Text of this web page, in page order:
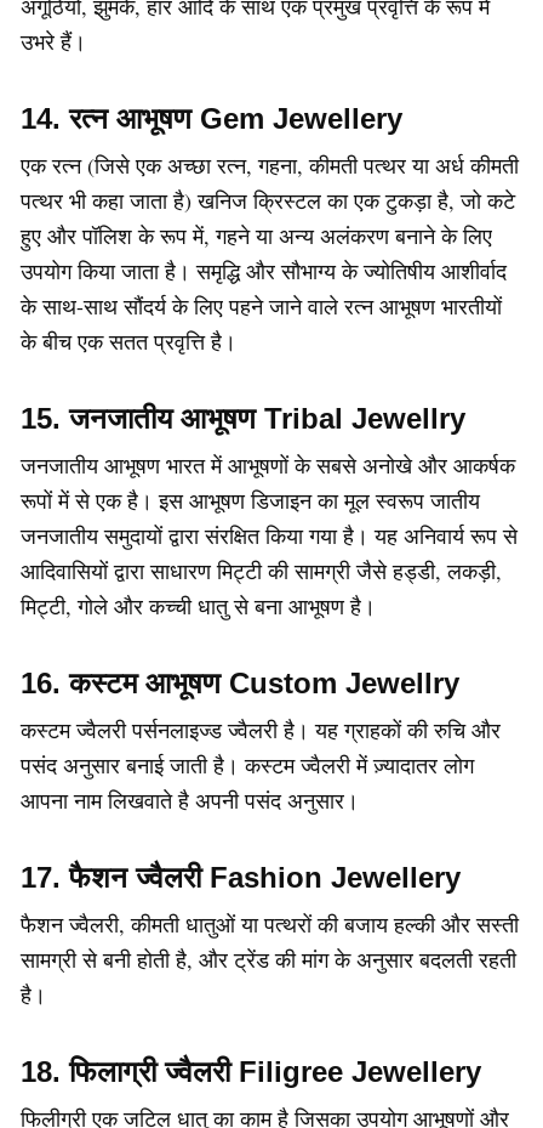
अंगूठियों, झुमके, हार आदि के साथ एक प्रमुख प्रवृत्ति के रूप में
उभरे हैं।
14. रत्न आभूषण Gem Jewellery
एक रत्न (जिसे एक अच्छा रत्न, गहना, कीमती पत्थर या अर्ध कीमती
पत्थर भी कहा जाता है) खनिज क्रिस्टल का एक टुकड़ा है, जो कटे
हुए और पॉलिश के रूप में, गहने या अन्य अलंकरण बनाने के लिए
उपयोग किया जाता है। समृद्धि और सौभाग्य के ज्योतिषीय आशीर्वाद
के साथ-साथ सौंदर्य के लिए पहने जाने वाले रत्न आभूषण भारतीयों
के बीच एक सतत प्रवृत्ति है।
15. जनजातीय आभूषण Tribal Jewellry
जनजातीय आभूषण भारत में आभूषणों के सबसे अनोखे और आकर्षक
रूपों में से एक है। इस आभूषण डिजाइन का मूल स्वरूप जातीय
जनजातीय समुदायों द्वारा संरक्षित किया गया है। यह अनिवार्य रूप से
आदिवासियों द्वारा साधारण मिट्टी की सामग्री जैसे हड्डी, लकड़ी,
मिट्टी, गोले और कच्ची धातु से बना आभूषण है।
16. कस्टम आभूषण Custom Jewellry
कस्टम ज्वैलरी पर्सनलाइज्ड ज्वैलरी है। यह ग्राहकों की रुचि और
पसंद अनुसार बनाई जाती है। कस्टम ज्वैलरी में ज़्यादातर लोग
आपना नाम लिखवाते है अपनी पसंद अनुसार।
17. फैशन ज्वैलरी Fashion Jewellery
फैशन ज्वैलरी, कीमती धातुओं या पत्थरों की बजाय हल्की और सस्ती
सामग्री से बनी होती है, और ट्रेंड की मांग के अनुसार बदलती रहती
है।
18. फिलाग्री ज्वैलरी Filigree Jewellery
फिलीग्री एक जटिल धातु का काम है जिसका उपयोग आभूषणों और